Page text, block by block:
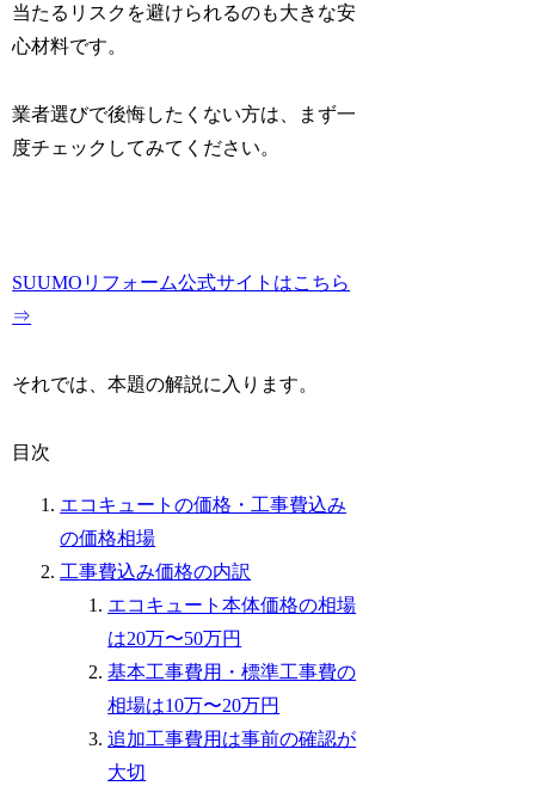
当たるリスクを避けられるのも大きな安
心材料です。
業者選びで後悔したくない方は、まず一
度チェックしてみてください。
SUUMOリフォーム公式サイトはこちら
⇒
それでは、本題の解説に入ります。
目次
エコキュートの価格・工事費込み
の価格相場
工事費込み価格の内訳
エコキュート本体価格の相場
は20万〜50万円
基本工事費用・標準工事費の
相場は10万〜20万円
追加工事費用は事前の確認が
大切